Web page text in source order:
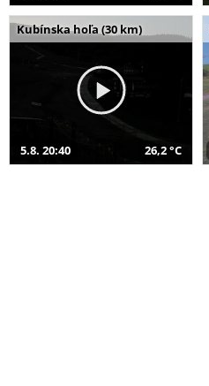
Kubínska hoľa (30 km)
5.8. 20:40 26,2 °C